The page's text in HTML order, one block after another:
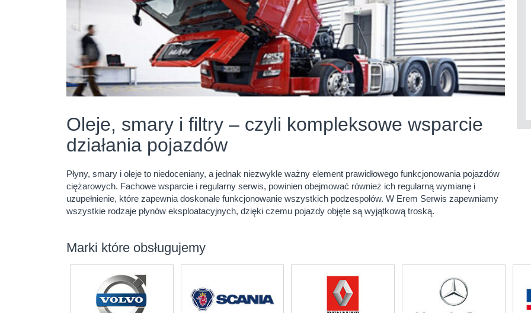
Oleje, smary i filtry – czyli kompleksowe wsparcie
działania pojazdów
Płyny, smary i oleje to niedoceniany, a jednak niezwykle ważny element prawidłowego funkcjonowania pojazdów
ciężarowych. Fachowe wsparcie i regularny serwis, powinien obejmować również ich regularną wymianę i
uzupełnienie, które zapewnia doskonałe funkcjonowanie wszystkich podzespołów. W Erem Serwis zapewniamy
wszystkie rodzaje płynów eksploatacyjnych, dzięki czemu pojazdy objęte są wyjątkową troską.
Marki które obsługujemy